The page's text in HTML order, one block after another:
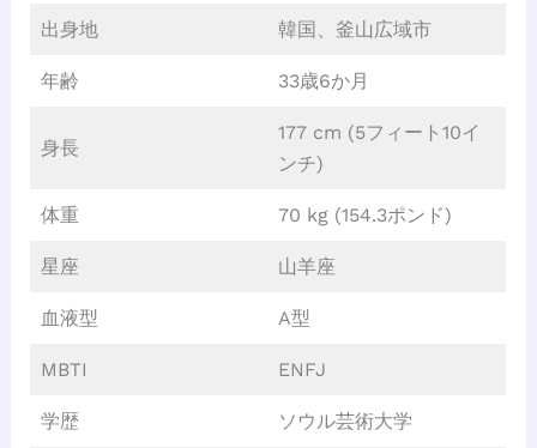
出身地 韓国、釜山広域市
年齢 33歳6か月
身長
177 cm (5フィート10イ
ンチ)
体重 70 kg (154.3ポンド)
星座 山羊座
血液型 A型
MBTI ENFJ
学歴 ソウル芸術大学